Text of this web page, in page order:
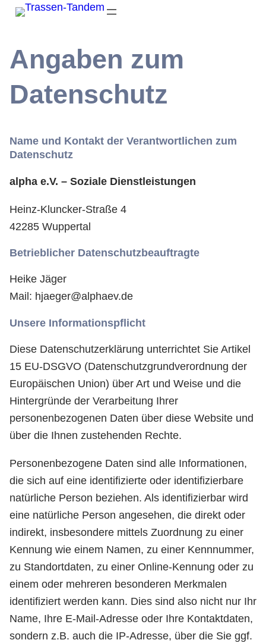
Zum
springen
Angaben zum
Datenschutz
Name und Kontakt der Verantwortlichen zum
Datenschutz
alpha e.V. – Soziale Dienstleistungen
Heinz-Kluncker-Straße 4
42285 Wuppertal
Betrieblicher Datenschutzbeauftragte
Heike Jäger
Mail: hjaeger@alphaev.de
Unsere Informationspflicht
Diese Datenschutzerklärung unterrichtet Sie Artikel
15 EU-DSGVO (Datenschutzgrundverordnung der
Europäischen Union) über Art und Weise und die
Hintergründe der Verarbeitung Ihrer
personenbezogenen Daten über diese Website und
über die Ihnen zustehenden Rechte.
Personenbezogene Daten sind alle Informationen,
die sich auf eine identifizierte oder identifizierbare
natürliche Person beziehen. Als identifizierbar wird
eine natürliche Person angesehen, die direkt oder
indirekt, insbesondere mittels Zuordnung zu einer
Kennung wie einem Namen, zu einer Kennnummer,
zu Standortdaten, zu einer Online-Kennung oder zu
einem oder mehreren besonderen Merkmalen
identifiziert werden kann. Dies sind also nicht nur Ihr
Name, Ihre E-Mail-Adresse oder Ihre Kontaktdaten,
sondern z.B. auch die IP-Adresse, über die Sie ggf.